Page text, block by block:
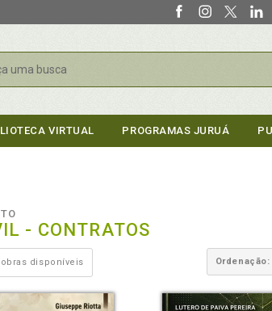
VIRTUAL PROGRAMAS JURUÁ
- CONTRATOS
disponíveis Ordenação: